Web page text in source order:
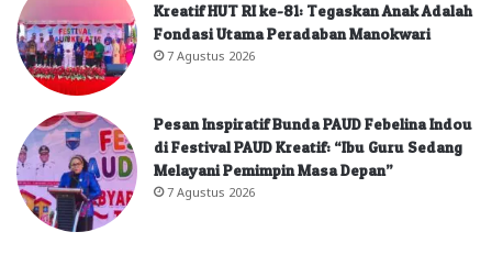
Kreatif HUT RI ke-81: Tegaskan Anak Adalah
Fondasi Utama Peradaban Manokwari
7 Agustus 2026
Pesan Inspiratif Bunda PAUD Febelina Indou
di Festival PAUD Kreatif: “Ibu Guru Sedang
Melayani Pemimpin Masa Depan”
7 Agustus 2026